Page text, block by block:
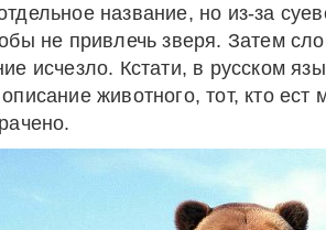
название, но из-за
не привлечь зверя. Затем
исчезло. Кстати, в русском
животного, тот, кто